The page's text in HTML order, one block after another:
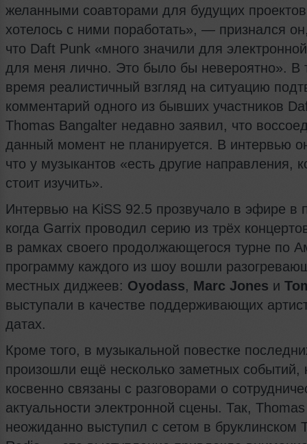
желанными соавторами для будущих
хотелось с ними поработать», — признался
что Daft Punk «много значили для
для меня лично. Это было бы невероятно». В
время реалистичный взгляд на ситуацию
комментарий одного из бывших участников
Thomas Bangalter недавно заявил, что
данный момент не планируется. В интервью
что у музыкантов «есть другие направления,
стоит изучить».
Интервью на KiSS 92.5 прозвучало в эфире в
когда Garrix проводил серию из трёх
в рамках своего продолжающегося турне по
программу каждого из шоу вошли
местных диджеев: Oyodass, Marc Jones и
выступали в качестве поддерживающих
датах.
Кроме того, в музыкальной повестке
произошли ещё несколько заметных событий,
косвенно связаны с разговорами о
актуальности электронной сцены. Так,
неожиданно выступил с сетом в бруклинском